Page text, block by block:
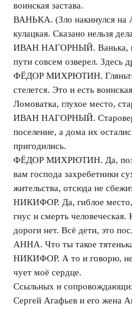
воинская застава.
ВАНЬКА. (Зло накинулся на
кулацкая. Сказано нельзя
ИВАН НАГОРНЫЙ. Ванька,
пути совсем озверел. Здесь
ФЁДОР МИХРЮТИН.
стелется. Это и есть
Ломоватка, глухое место,
ИВАН НАГОРНЫЙ.
поселение, а дома их
пригодились.
ФЁДОР МИХРЮТИН. Да,
вам господа захребетники
жительства, отсюда не
НИКИФОР. Да, гиблое место,
гнус и смерть
дороги нет. Всё дети, это
АННА. Что ты такое
НИКИФОР. А то и говорю, не
чует моё сердце.
Ссыльных и
Сергей Агафьев и его жена